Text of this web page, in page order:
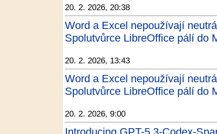
20. 2. 2026, 20:38
Word a Excel nepoužívají
Spolutvůrce LibreOffice pálí do
20. 2. 2026, 13:43
Word a Excel nepoužívají
Spolutvůrce LibreOffice pálí do
20. 2. 2026, 9:00